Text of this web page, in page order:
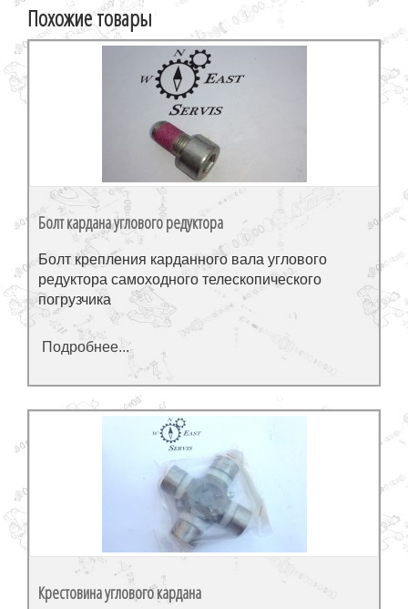
Похожие товары
Болт кардана углового редуктора
Болт крепления карданного вала углового
редуктора самоходного телескопического
погрузчика
Подробнее...
Крестовина углового кардана